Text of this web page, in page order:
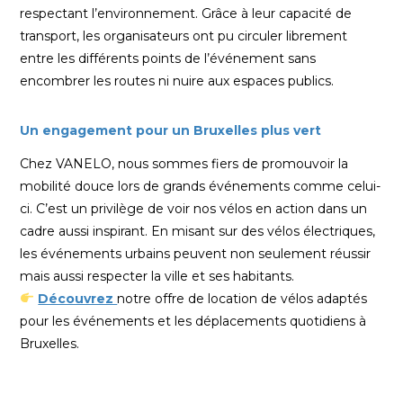
respectant l’environnement. Grâce à leur capacité de
transport, les organisateurs ont pu circuler librement
entre les différents points de l’événement sans
encombrer les routes ni nuire aux espaces publics.
Un engagement pour un Bruxelles plus vert
Chez VANELO, nous sommes fiers de promouvoir la
mobilité douce lors de grands événements comme celui-
ci. C’est un privilège de voir nos vélos en action dans un
cadre aussi inspirant. En misant sur des vélos électriques,
les événements urbains peuvent non seulement réussir
mais aussi respecter la ville et ses habitants.
Découvreznotre offre de location de vélos adaptés
pour les événements et les déplacements quotidiens à
Bruxelles.